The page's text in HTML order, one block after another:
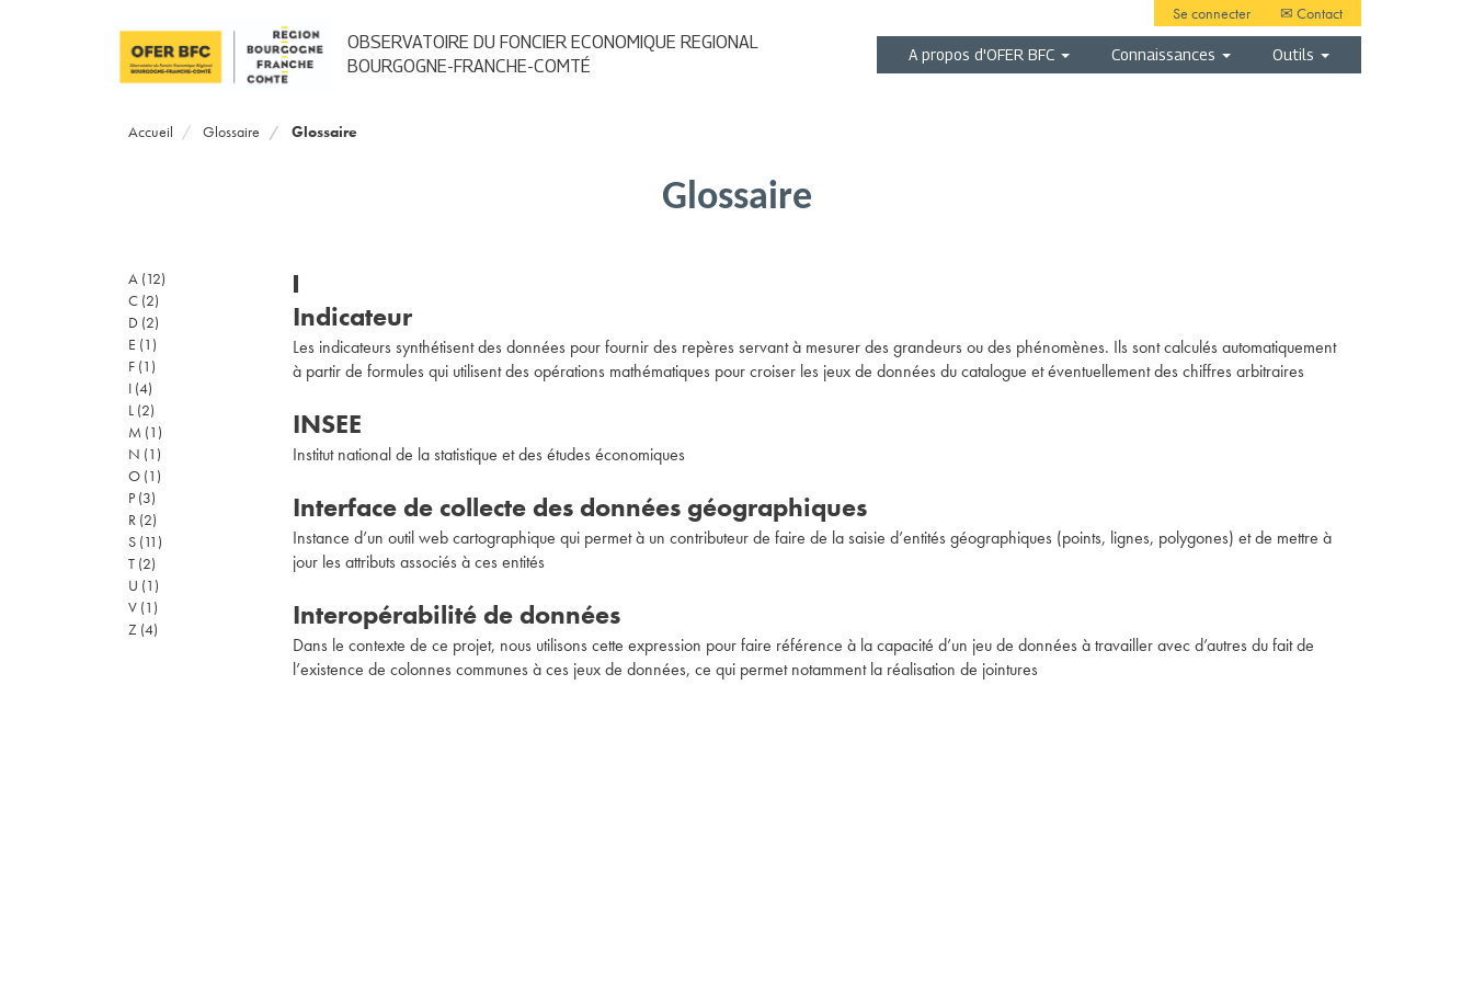
OBSERVATOIRE DU FONCIER ECONOMIQUE REGIONAL
BOURGOGNE-FRANCHE-COMTÉ
Main
A propos d'OFER BFC Connaissances Outils
Se connecter ✉ Contact
Accueil Glossaire Glossaire
Glossaire
A (12)
C (2)
D (2)
E (1)
F (1)
I (4)
L (2)
M (1)
N (1)
O (1)
P (3)
R (2)
S (11)
T (2)
U (1)
V (1)
Z (4)
I
Indicateur
Les indicateurs synthétisent des données pour fournir des repères servant à mesurer des grandeurs ou des phénomènes. Ils sont calculés automatiquement
à partir de formules qui utilisent des opérations mathématiques pour croiser les jeux de données du catalogue et éventuellement des chiffres arbitraires
INSEE
Institut national de la statistique et des études économiques
Interface de collecte des données géographiques
Instance d’un outil web cartographique qui permet à un contributeur de faire de la saisie d’entités géographiques (points, lignes, polygones) et de mettre à
jour les attributs associés à ces entités
Interopérabilité de données
Dans le contexte de ce projet, nous utilisons cette expression pour faire référence à la capacité d’un jeu de données à travailler avec d’autres du fait de
l’existence de colonnes communes à ces jeux de données, ce qui permet notamment la réalisation de jointures